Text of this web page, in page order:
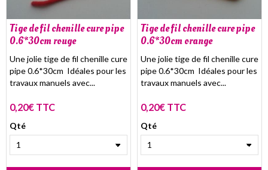
Tige de fil chenille cure pipe
0.6*30cm rouge
Une jolie tige de fil chenille cure
pipe 0.6*30cm Idéales pour les
travaux manuels avec...
0,20€ TTC
Qté
Tige de fil chenille cure pipe
0.6*30cm orange
Une jolie tige de fil chenille cure
pipe 0.6*30cm Idéales pour les
travaux manuels avec...
0,20€ TTC
Qté